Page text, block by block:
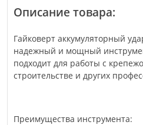
Описание товара:
Гайковерт аккумуляторный
надежный и мощный
подходит для работы с
строительстве и других
Преимущества инструмента: